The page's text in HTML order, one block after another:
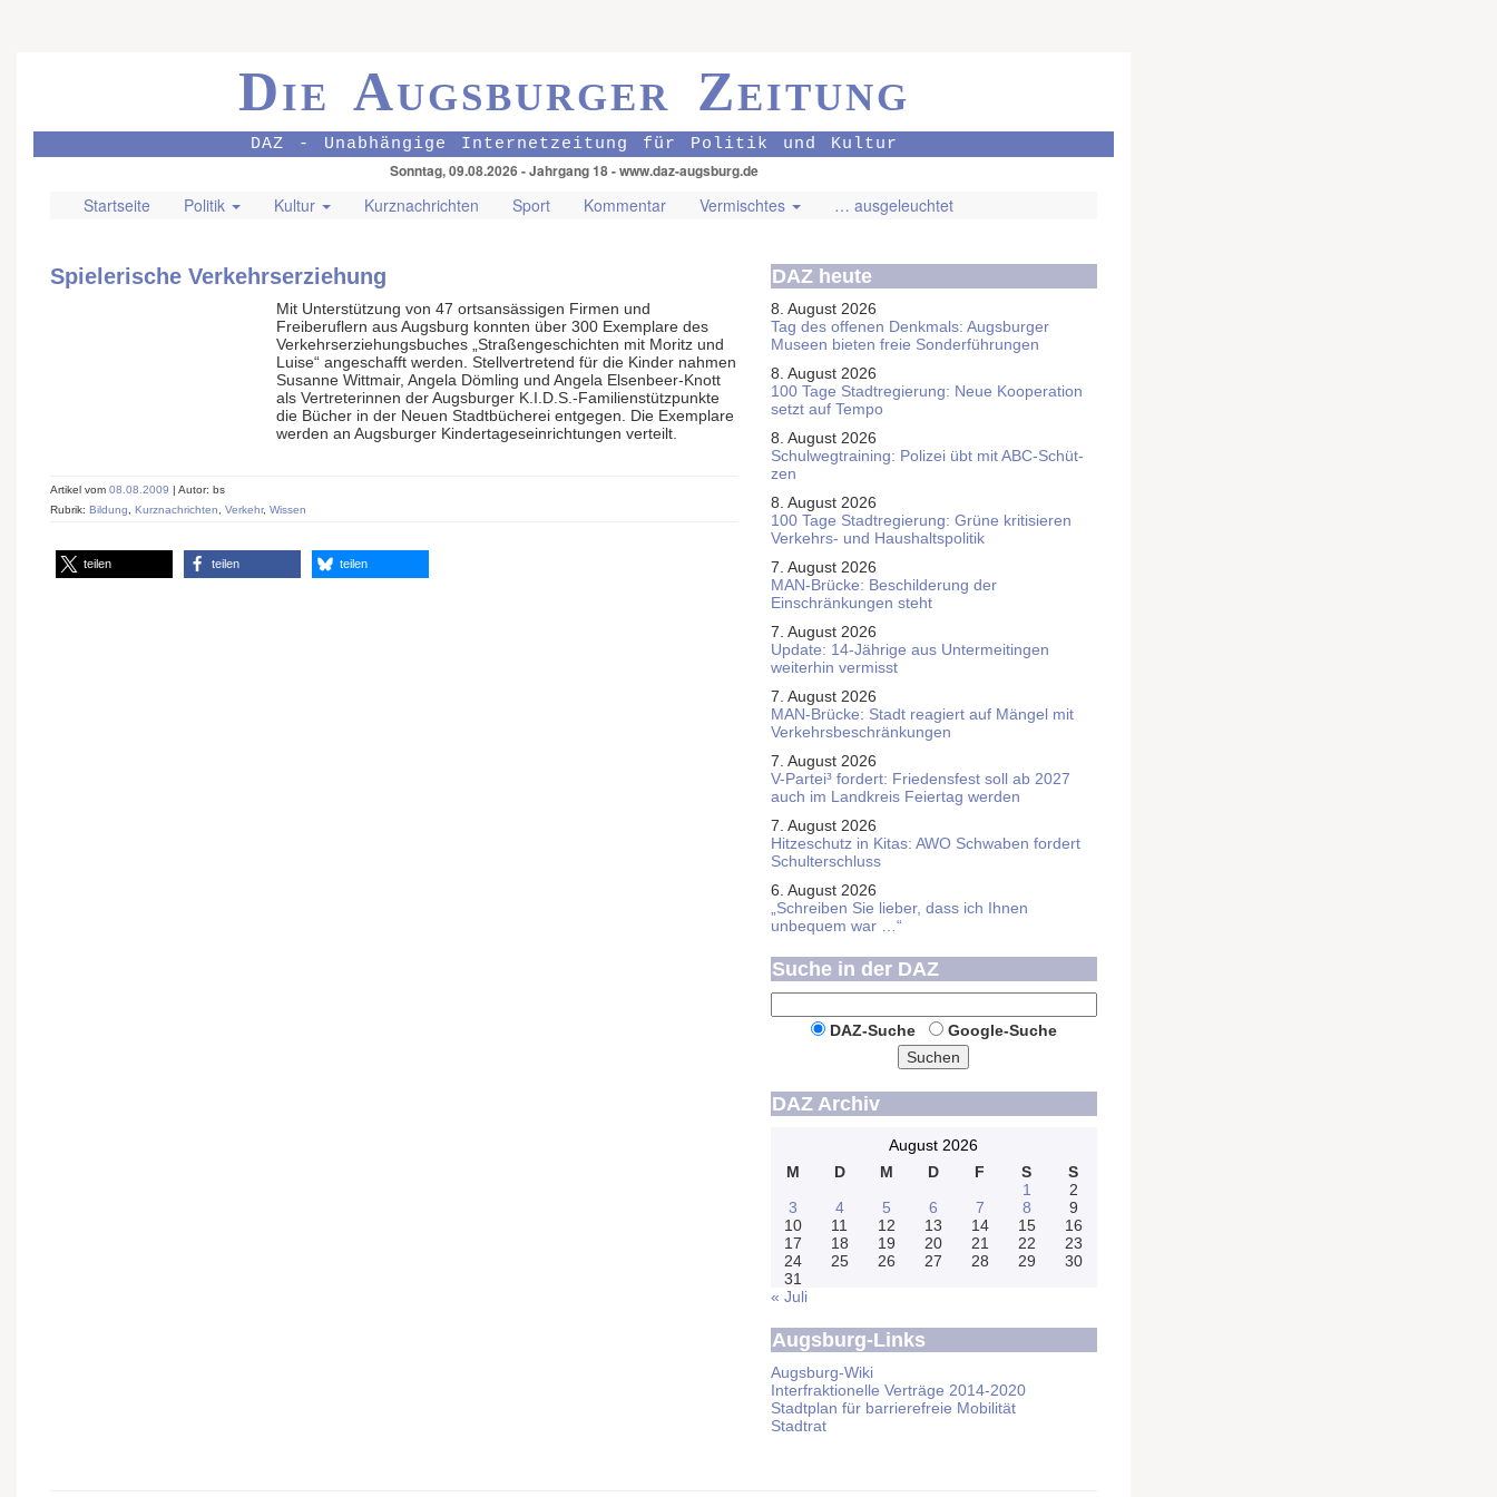
Die Augsburger Zeitung
DAZ - Unabhängige Internetzeitung für Politik und Kultur
Sonntag, 09.08.2026 - Jahrgang 18 - www.daz-augsburg.de
Startseite Politik Kultur Kurznachrichten Sport Kommentar Vermischtes … ausgeleuchtet
Spielerische Verkehrserziehung
Mit Unterstützung von 47 ortsansässigen Firmen und
Freiberuflern aus Augsburg konnten über 300 Exemplare des
Verkehrserziehungsbuches „Straßengeschichten mit Moritz und
Luise“ angeschafft werden. Stellvertretend für die Kinder nahmen
Susanne Wittmair, Angela Dömling und Angela Elsenbeer-Knott
als Vertreterinnen der Augsburger K.I.D.S.-Familienstützpunkte
die Bücher in der Neuen Stadtbücherei entgegen. Die Exemplare
werden an Augsburger Kindertageseinrichtungen verteilt.
Artikel vom 08.08.2009 | Autor: bs
Rubrik: Bildung Kurznachrichten Verkehr, Wissen
teilen teilen teilen
DAZ heute
8. August 2026
Tag des offenen Denkmals: Augsburger
Museen bieten freie Sonderführungen
8. August 2026
100 Tage Stadtregierung: Neue Kooperation
setzt auf Tempo
8. August 2026
Schul­weg­trai­ning: Poli­zei übt mit ABC-Schüt­
zen
8. August 2026
100 Tage Stadtregierung: Grüne kritisieren
Verkehrs- und Haushaltspolitik
7. August 2026
MAN-Brücke: Beschilderung der
Einschränkungen steht
7. August 2026
Update: 14-Jährige aus Untermeitingen
weiterhin vermisst
7. August 2026
MAN-Brücke: Stadt reagiert auf Mängel mit
Verkehrsbeschränkungen
7. August 2026
V-Partei­³ fordert: Friedens­fest soll ab 2027
auch im Land­kreis Feier­tag werden
7. August 2026
Hitzeschutz in Kitas: AWO Schwaben fordert
Schulterschluss
6. August 2026
„Schreiben Sie lieber, dass ich Ihnen
unbequem war …“
Suche in der DAZ
DAZ-Suche
Google-Suche
Suchen
DAZ Archiv
August 2026
M
D M D F S
S
1
2
3
4 5 6 7 8
9
10
11 12 13 14 15
16
17
18 19 20 21 22
23
24
25 26 27 28 29
30
31
« Juli
Augsburg-Links
Augsburg-Wiki
Interfraktionelle Verträge 2014-2020
Stadtplan für barrierefreie Mobilität
Stadtrat